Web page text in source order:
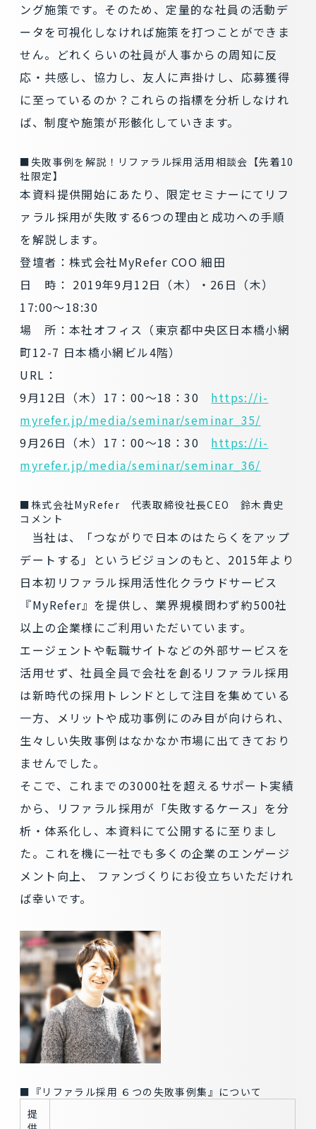
ング施策です。そのため、定量的な社員の活動デ
ータを可視化しなければ施策を打つことができま
せん。どれくらいの社員が人事からの周知に反
応・共感し、協力し、友人に声掛けし、応募獲得
に至っているのか？これらの指標を分析しなけれ
ば、制度や施策が形骸化していきます。
■失敗事例を解説！リファラル採用活用相談会【先着10
社限定】
本資料提供開始にあたり、限定セミナーにてリフ
ァラル採用が失敗する6つの理由と成功への手順
を解説します。
登壇者：株式会社MyRefer COO 細田
日 時： 2019年9月12日（木）・26日（木）
17:00～18:30
場 所：本社オフィス（東京都中央区日本橋小網
町12-7 日本橋小網ビル4階）
URL：
9月12日（木）17：00～18：30 https://i-
myrefer.jp/media/seminar/seminar_35/
9月26日（木）17：00～18：30 https://i-
myrefer.jp/media/seminar/seminar_36/
■株式会社MyRefer 代表取締役社長CEO 鈴木貴史
コメント
当社は、「つながりで日本のはたらくをアップ
デートする」というビジョンのもと、2015年より
日本初リファラル採用活性化クラウドサービス
『MyRefer』を提供し、業界規模問わず約500社
以上の企業様にご利用いただいています。
エージェントや転職サイトなどの外部サービスを
活用せず、社員全員で会社を創るリファラル採用
は新時代の採用トレンドとして注目を集めている
一方、メリットや成功事例にのみ目が向けられ、
生々しい失敗事例はなかなか市場に出てきており
ませんでした。
そこで、これまでの3000社を超えるサポート実績
から、リファラル採用が「失敗するケース」を分
析・体系化し、本資料にて公開するに至りまし
た。これを機に一社でも多くの企業のエンゲージ
メント向上、 ファンづくりにお役立ちいただけれ
ば幸いです。
■『リファラル採用 ６つの失敗事例集』について
提